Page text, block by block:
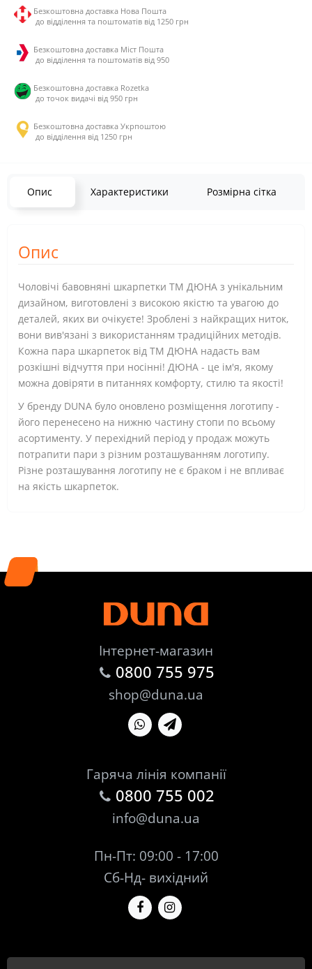
Безкоштовна доставка Нова Пошта
до відділення та поштоматів від 1250 грн
Безкоштовна доставка Міст Пошта
до відділення та поштоматів від 950
Безкоштовна доставка Rozetka
до точок видачі від 950 грн
Безкоштовна доставка Укрпоштою
до відділення від 1250 грн
Опис Характеристики Розмірна сітка
Опис
Чоловічі бавовняні шкарпетки ТМ ДЮНА з унікальним
дизайном, виготовлені з високою якістю та увагою до
деталей, яких ви очікуєте! Зроблені з найкращих ниток,
вони вив'язані з використанням традиційних методів.
Кожна пара шкарпеток від ТМ ДЮНА надасть вам
розкішні відчуття при носінні! ДЮНА - це ім'я, якому
можна довіряти в питаннях комфорту, стилю та якості!
У бренду DUNA було оновлено розміщення логотипу -
його перенесено на нижню частину стопи по всьому
асортименту. У перехідний період у продаж можуть
потрапити пари з різним розташуванням логотипу.
Різне розташування логотипу не є браком і не впливає
на якість шкарпеток.
Інтернет-магазин
0800 755 975
shop@duna.ua
Гаряча лінія компанії
0800 755 002
info@duna.ua
Пн-Пт: 09:00 - 17:00
Сб-Нд- вихідний